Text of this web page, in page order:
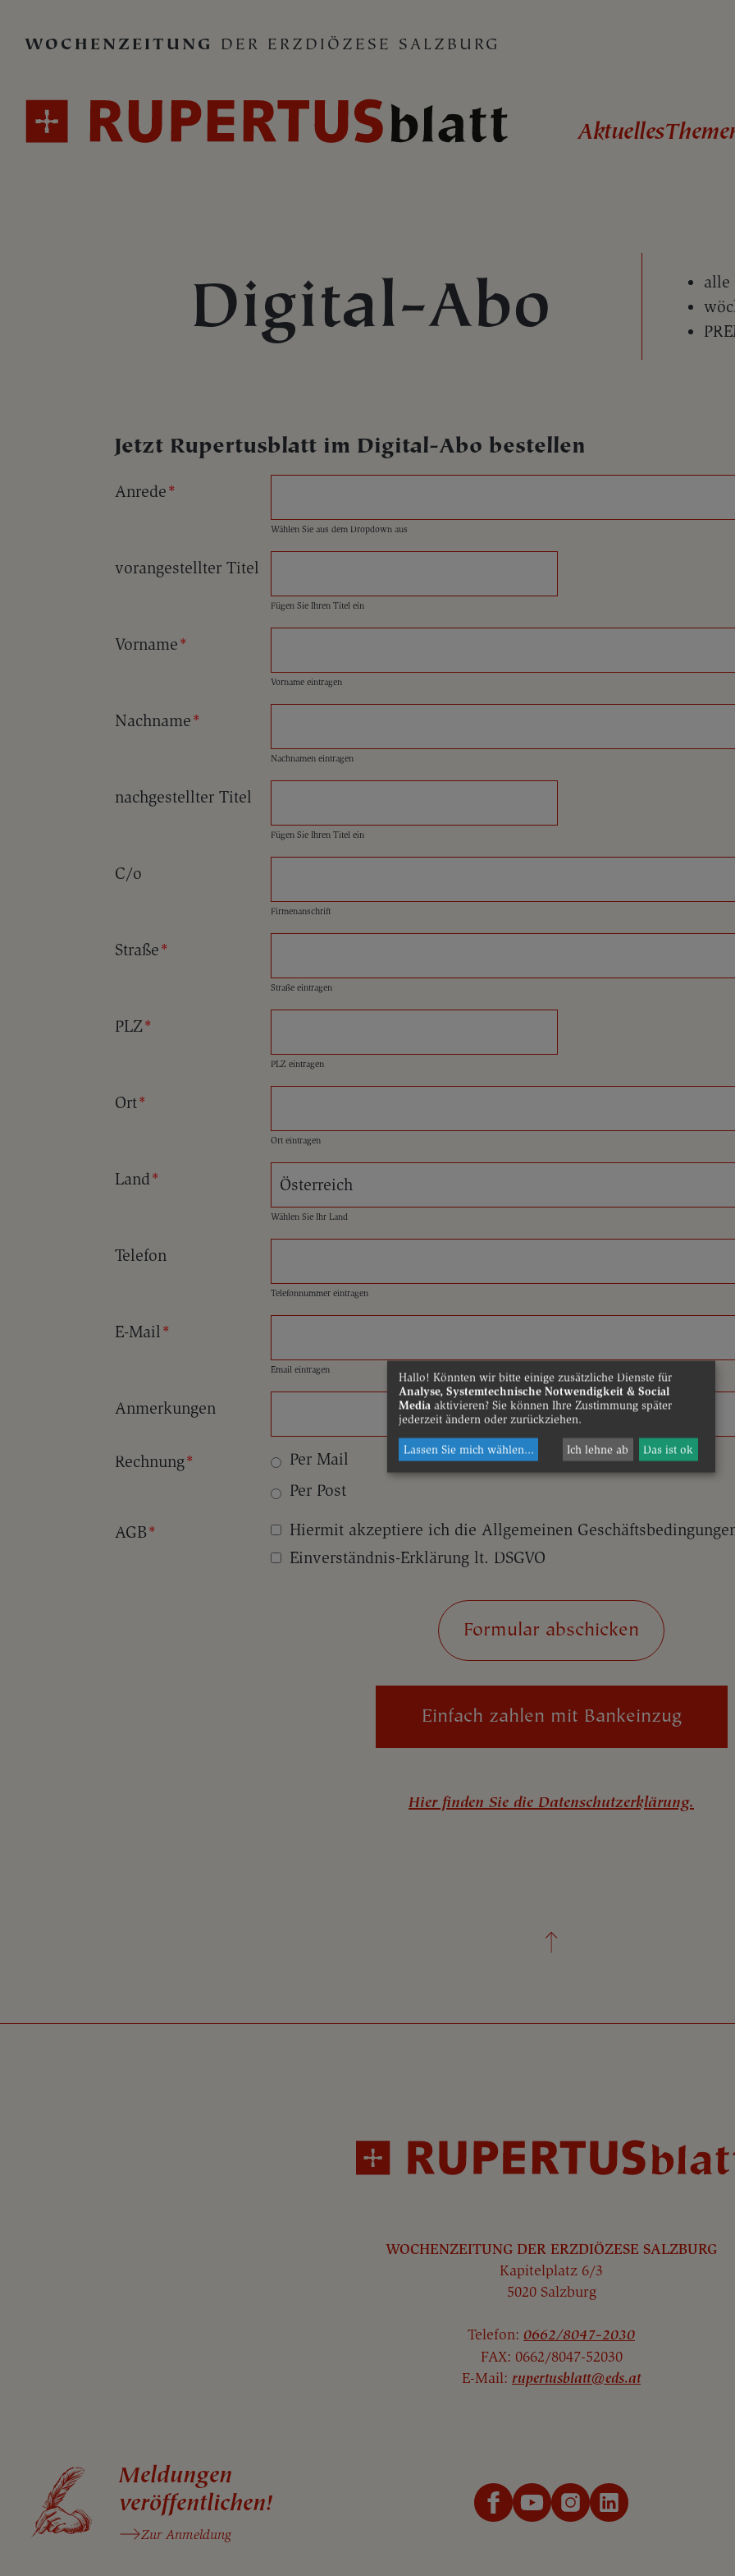
WOCHENZEITUNG DER ERZDIÖZESE SALZBURG
Aktuelles
Digital-Abo
alle
Jetzt Rupertusblatt im Digital-Abo bestellen
Anrede*
Wählen Sie aus dem Dropdown aus
vorangestellter Titel
Fügen Sie Ihren Titel ein
Vorname*
Vorname eintragen
Nachname*
Nachnamen eintragen
nachgestellter Titel
Fügen Sie Ihren Titel ein
C/o
Firmenanschrift
Straße*
Straße eintragen
PLZ*
PLZ eintragen
Ort*
Ort eintragen
Land*
Wählen Sie Ihr Land
Telefon
Telefonnummer eintragen
E-Mail*
Email eintragen
Anmerkungen
Rechnung*
Per Mail
Per Post
AGB*
Hiermit akzeptiere ich die Allgemeinen
Einverständnis-Erklärung lt. DSGVO
Einfach zahlen mit Bankeinzug
Hier finden Sie die Datenschutzerklärung.
WOCHENZEITUNG DER ERZDIÖZESE SALZBURG
Kapitelplatz 6/3
5020 Salzburg
Telefon: 0662/8047-2030
FAX: 0662/8047-52030
E-Mail: rupertusblatt@eds.at
Meldungen
veröffentlichen!
Zur Anmeldung
Hallo! Könnten wir bitte einige zusätzliche Dienste für
Analyse, Systemtechnische Notwendigkeit & Social
Media aktivieren? Sie können Ihre Zustimmung später
jederzeit ändern oder zurückziehen.
Lassen Sie mich wählen... Ich lehne ab Das ist ok